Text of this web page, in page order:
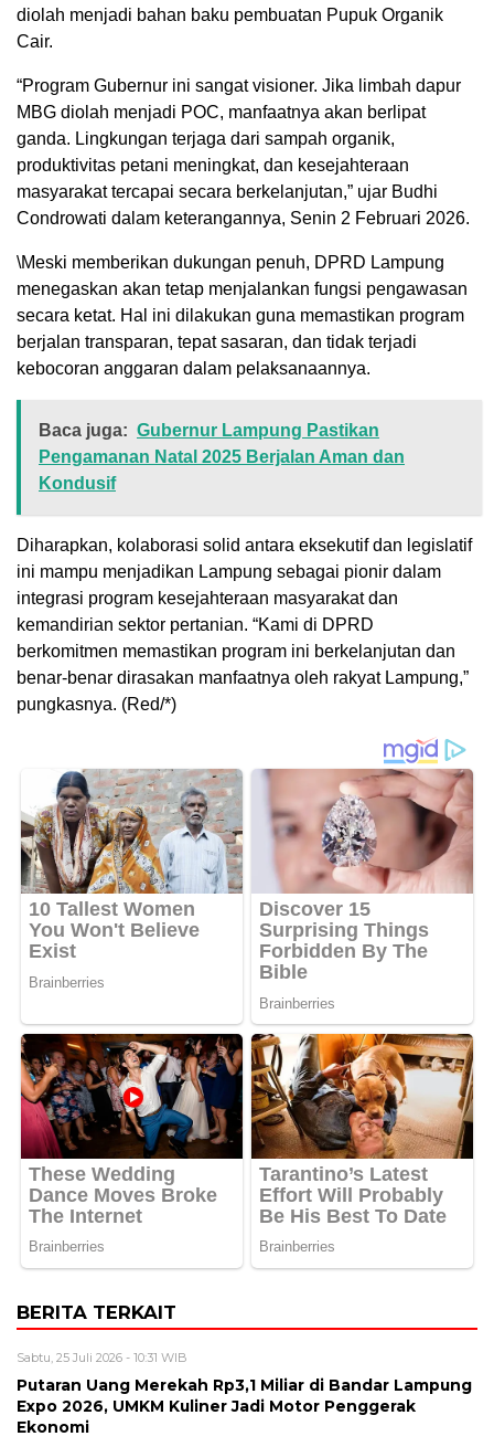
diolah menjadi bahan baku pembuatan Pupuk Organik
Cair.
“Program Gubernur ini sangat visioner. Jika limbah dapur
MBG diolah menjadi POC, manfaatnya akan berlipat
ganda. Lingkungan terjaga dari sampah organik,
produktivitas petani meningkat, dan kesejahteraan
masyarakat tercapai secara berkelanjutan,” ujar Budhi
Condrowati dalam keterangannya, Senin 2 Februari 2026.
\Meski memberikan dukungan penuh, DPRD Lampung
menegaskan akan tetap menjalankan fungsi pengawasan
secara ketat. Hal ini dilakukan guna memastikan program
berjalan transparan, tepat sasaran, dan tidak terjadi
kebocoran anggaran dalam pelaksanaannya.
Baca juga: Gubernur Lampung Pastikan
Pengamanan Natal 2025 Berjalan Aman dan
Kondusif
Diharapkan, kolaborasi solid antara eksekutif dan legislatif
ini mampu menjadikan Lampung sebagai pionir dalam
integrasi program kesejahteraan masyarakat dan
kemandirian sektor pertanian. “Kami di DPRD
berkomitmen memastikan program ini berkelanjutan dan
benar-benar dirasakan manfaatnya oleh rakyat Lampung,”
pungkasnya. (Red/*)
BERITA TERKAIT
Sabtu, 25 Juli 2026 - 10:31 WIB
Putaran Uang Merekah Rp3,1 Miliar di Bandar Lampung
Expo 2026, UMKM Kuliner Jadi Motor Penggerak
Ekonomi